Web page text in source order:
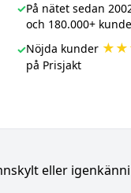
✓På nätet sedan
och 180.000+
✓Nöjda kunder
på Prisjakt
eller